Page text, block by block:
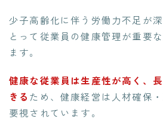
少子高齢化に伴う労働力不足が
とって従業員の健康管理が重要
ます。
健康な従業員は生産性が高く、
きる ため、健康経営は人材確保
要視されています。